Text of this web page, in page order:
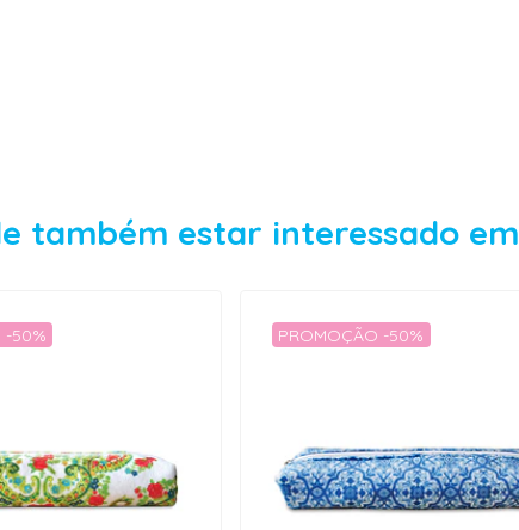
também estar interessado em
-50% PROMOÇÃO -50%